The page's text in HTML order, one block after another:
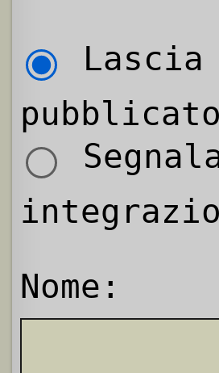
Lascia
Nome: